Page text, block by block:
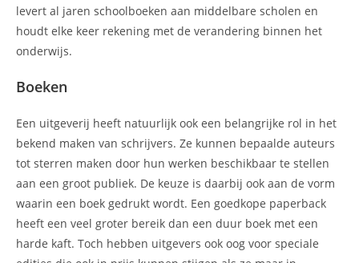
levert al jaren schoolboeken aan middelbare scholen en
houdt elke keer rekening met de verandering binnen het
onderwijs.
Boeken
Een uitgeverij heeft natuurlijk ook een belangrijke rol in het
bekend maken van schrijvers. Ze kunnen bepaalde auteurs
tot sterren maken door hun werken beschikbaar te stellen
aan een groot publiek. De keuze is daarbij ook aan de vorm
waarin een boek gedrukt wordt. Een goedkope paperback
heeft een veel groter bereik dan een duur boek met een
harde kaft. Toch hebben uitgevers ook oog voor speciale